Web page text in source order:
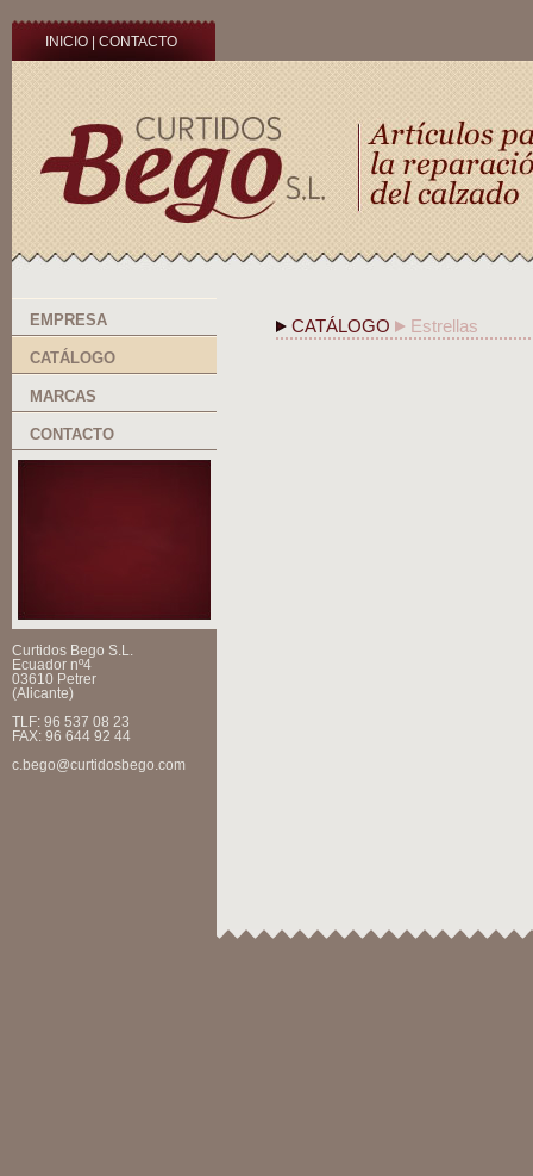
INICIO CONTACTO
EMPRESA
CATÁLOGO
MARCAS
CONTACTO
Curtidos Bego S.L.
Ecuador nº4
03610 Petrer
(Alicante)
TLF: 96 537 08 23
FAX: 96 644 92 44
c.bego@curtidosbego.com
CATÁLOGO Estrellas